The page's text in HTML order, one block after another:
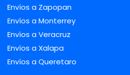
Envíos a Zapopan
Envíos a Monterrey
Envíos a Veracruz
Envíos a Xalapa
Envíos a Queretaro